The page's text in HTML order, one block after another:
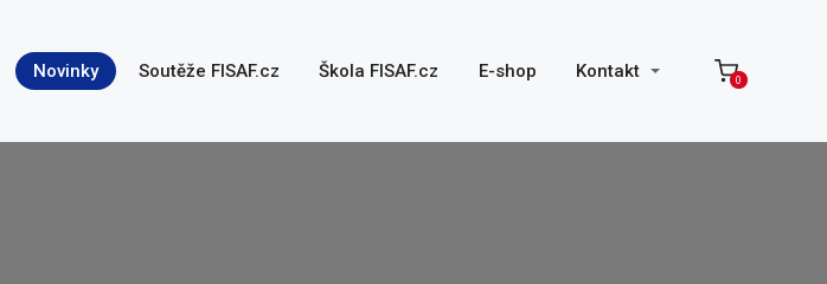
Novinky Soutěže FISAF.cz Škola FISAF.cz E-shop Kontakt 0